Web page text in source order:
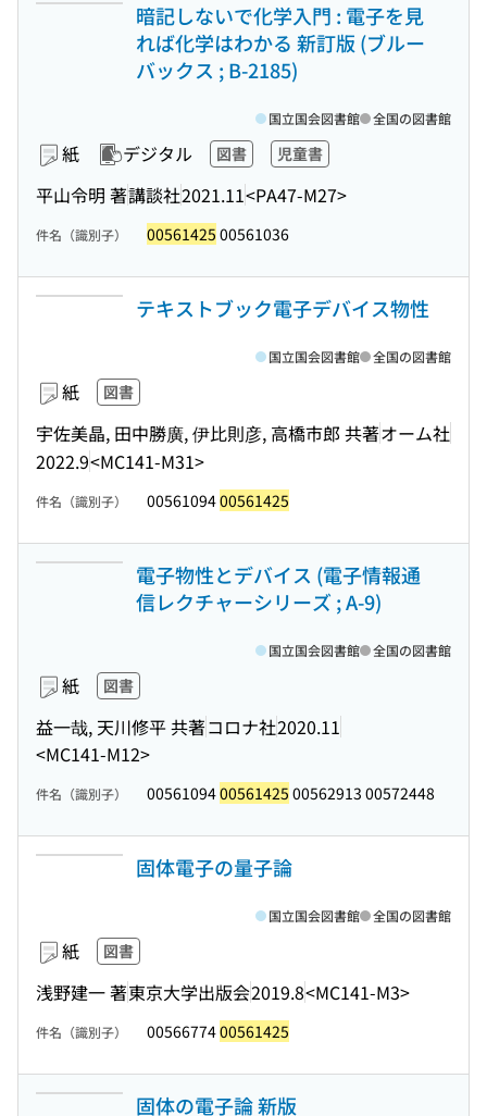
暗記しないで化学入門 : 電子を見
れば化学はわかる 新訂版 (ブルー
バックス ; B-2185)
紙 デジタル 図書 児童書
平山令明 著講談社2021.11<PA47-M27>
国立国会図書館 全国の図書館
件名（識別子） 00561425 00561036
テキストブック電子デバイス物性
紙 図書
宇佐美晶, 田中勝廣, 伊比則彦, 高橋市郎 共著オーム社
2022.9<MC141-M31>
国立国会図書館 全国の図書館
件名（識別子） 0056109400561425
電子物性とデバイス (電子情報通
信レクチャーシリーズ ; A-9)
紙 図書
益一哉, 天川修平 共著コロナ社2020.11
<MC141-M12>
国立国会図書館 全国の図書館
件名（識別子） 0056109400561425 00562913 00572448
固体電子の量子論
紙 図書
浅野建一 著東京大学出版会2019.8<MC141-M3>
国立国会図書館 全国の図書館
件名（識別子） 0056677400561425
固体の電子論 新版